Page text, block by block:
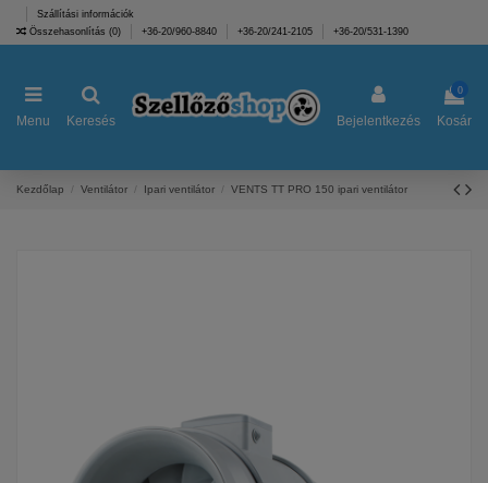
Szállítási információk
Összehasonlítás (0) +36-20/960-8840 +36-20/241-2105 +36-20/531-1390
Menu Keresés Bejelentkezés
0
Kosár
Kezdőlap Ventilátor Ipari ventilátor VENTS TT PRO 150 ipari ventilátor